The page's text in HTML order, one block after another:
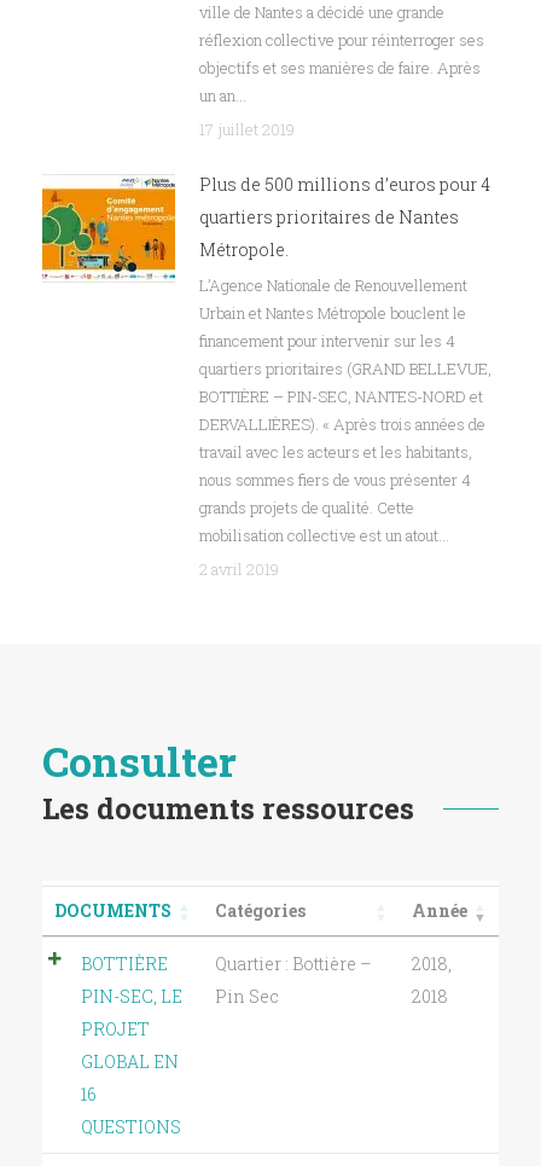
ville de Nantes a décidé une grande
réflexion collective pour réinterroger ses
objectifs et ses manières de faire. Après
un an…
17 juillet 2019
Plus de 500 millions d’euros pour 4
quartiers prioritaires de Nantes
Métropole.
L’Agence Nationale de Renouvellement
Urbain et Nantes Métropole bouclent le
financement pour intervenir sur les 4
quartiers prioritaires (GRAND BELLEVUE,
BOTTIÈRE – PIN-SEC, NANTES-NORD et
DERVALLIÈRES). « Après trois années de
travail avec les acteurs et les habitants,
nous sommes fiers de vous présenter 4
grands projets de qualité. Cette
mobilisation collective est un atout…
2 avril 2019
Consulter
Les documents ressources
DOCUMENTS Catégories Année
BOTTIÈRE
PIN-SEC, LE
PROJET
GLOBAL EN
16
QUESTIONS
Quartier : Bottière –
Pin Sec
2018
2018